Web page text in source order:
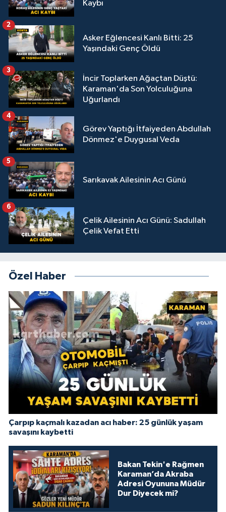
Kaybı
Asker Eğlencesi Kanlı Bitti: 25
Yaşındaki Genç Öldü
2
İncir Toplarken Ağaçtan Düştü:
Karaman'da Son Yolculuğuna
Uğurlandı
3
Görev Yaptığı İtfaiyeden Abdullah
Dönmez'e Duygusal Veda
4
Sarıkavak Ailesinin Acı Günü
5
Çelik Ailesinin Acı Günü: Sadullah
Çelik Vefat Etti
6
Özel Haber
Çarpıp kaçmalı kazadan acı haber: 25 günlük yaşam
savaşını kaybetti
Bakan Tekin'e Rağmen
Karaman’da Akraba
Adresi Oyununa Müdür
Dur Diyecek mi?